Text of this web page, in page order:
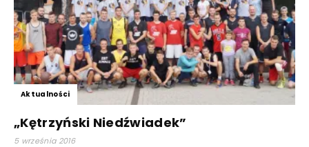
Aktualności
„Kętrzyński Niedźwiadek”
5 września 2016